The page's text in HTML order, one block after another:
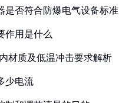
是否符合防爆电气设备标准
作用是什么
材质及低温冲击要求解析
少电流